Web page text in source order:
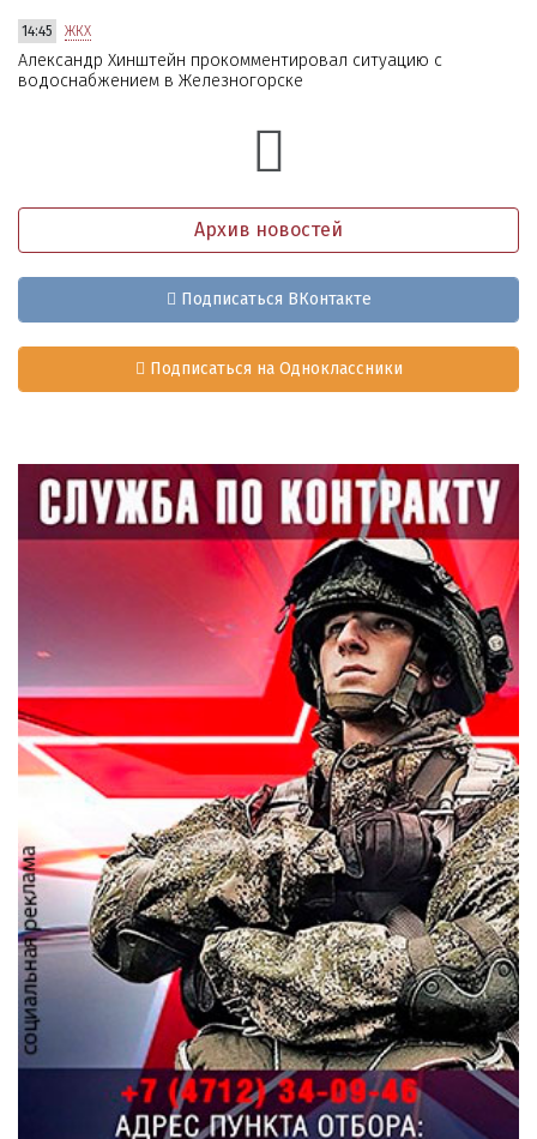
14:45 ЖКХ
Александр Хинштейн прокомментировал ситуацию с
водоснабжением в Железногорске
Архив новостей
Подписаться ВКонтакте
Подписаться на Одноклассники